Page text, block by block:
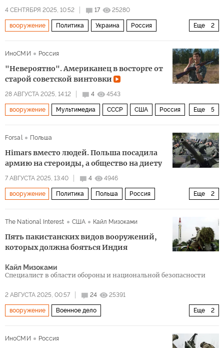
4 СЕНТЯБРЯ 2025, 10:52 17 25280
Еще 2
вооружение Политика Украина Россия
ИноСМИ
Россия
"Невероятно". Американец в восторге от
старой советской винтовки
28 АВГУСТА 2025, 14:12 4 4543
Еще 5
вооружение Мультимедиа СССР США Россия
Forsal Польша
Himars вместо людей. Польша посадила
армию на стероиды, а общество на диету
7 АВГУСТА 2025, 13:40 4 4946
Еще 2
вооружение Политика Польша Россия
The National Interest
США Кайл Мизоками
Пять пакистанских видов вооружений,
которых должна бояться Индия
Кайл Мизоками
Cпециалист в области обороны и национальной безопасности
2 АВГУСТА 2025, 00:57 24 25391
Еще 2
вооружение Военное дело
ИноСМИ
Россия